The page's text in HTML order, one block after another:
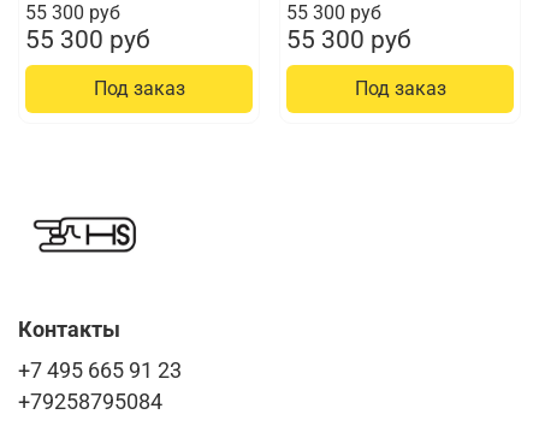
55 300 руб
55 300 руб
Под заказ
55 300 руб
55 300 руб
Под заказ
Контакты
+7 495 665 91 23
+79258795084